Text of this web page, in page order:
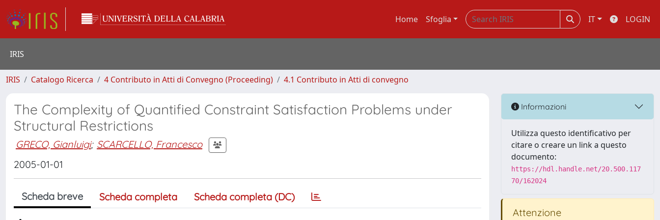
Home Sfoglia IT LOGIN
IRIS
IRIS Catalogo Ricerca 4 Contributo in Atti di Convegno (Proceeding) 4.1 Contributo in Atti di convegno
The Complexity of Quantified Constraint Satisfaction Problems under
Structural Restrictions
GRECO, Gianluigi; SCARCELLO, Francesco
2005-01-01
Scheda breve Scheda completa Scheda completa (DC)
Informazioni
Utilizza questo identificativo per
citare o creare un link a questo
documento:
https://hdl.handle.net/20.500.117
70/162024
Attenzione